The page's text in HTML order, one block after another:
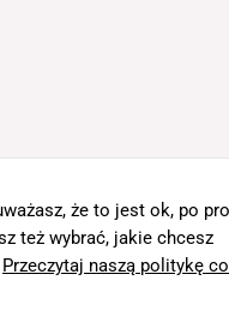
że to jest ok, po
też wybrać, jakie chcesz
Przeczytaj naszą politykę